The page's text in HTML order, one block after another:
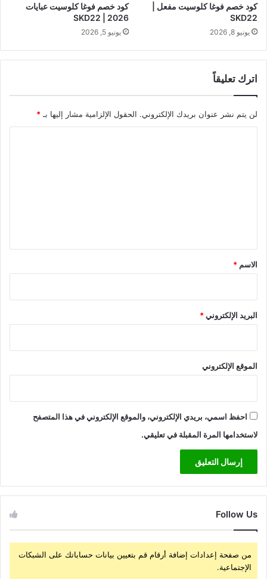
كود خصم فوغا كلوسيت مفعل |
SKD22
يونيو 8, 2026
كود خصم فوغا كلوسيت عبايات
2026 | SKD22
يونيو 5, 2026
اترك تعليقاً
لن يتم نشر عنوان بريدك الإلكتروني. الحقول الإلزامية مشار إليها بـ *
*
الاسم *
البريد الإلكتروني*
الموقع الإلكتروني
احفظ اسمي، بريدي الإلكتروني، والموقع الإلكتروني في هذا المتصفح
لاستخدامها المرة المقبلة في تعليقي.
Follow Us
من صفحة إعدادات إضافة أرقام قم بتعيين بيانات حساباتك على الشبكات
الإجتماعية.